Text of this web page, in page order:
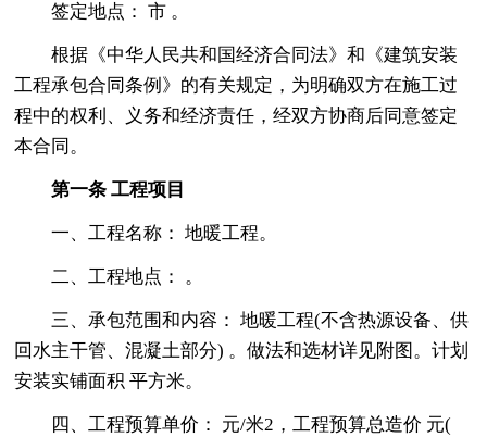
签定地点： 市 。
根据《中华人民共和国经济合同法》和《建筑安装
工程承包合同条例》的有关规定，为明确双方在施工过
程中的权利、义务和经济责任，经双方协商后同意签定
本合同。
第一条 工程项目
一、工程名称： 地暖工程。
二、工程地点： 。
三、承包范围和内容： 地暖工程(不含热源设备、供
回水主干管、混凝土部分) 。做法和选材详见附图。计划
安装实铺面积 平方米。
四、工程预算单价： 元/米2，工程预算总造价 元(